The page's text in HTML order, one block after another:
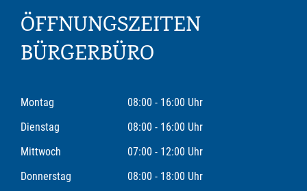
ÖFFNUNGSZEITEN
BÜRGERBÜRO
Montag
08:00 - 16:00 Uhr
Dienstag
08:00 - 16:00 Uhr
Mittwoch
07:00 - 12:00 Uhr
Donnerstag
08:00 - 18:00 Uhr